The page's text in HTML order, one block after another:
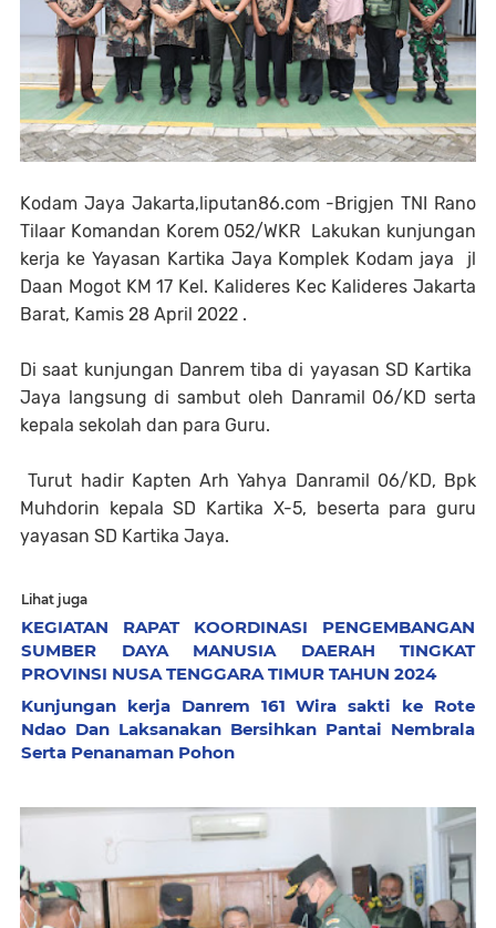
Kodam Jaya Jakarta,liputan86.com -Brigjen TNI Rano
Tilaar Komandan Korem 052/WKR Lakukan kunjungan
kerja ke Yayasan Kartika Jaya Komplek Kodam jaya jl
Daan Mogot KM 17 Kel. Kalideres Kec Kalideres Jakarta
Barat, Kamis 28 April 2022 .
Di saat kunjungan Danrem tiba di yayasan SD Kartika
Jaya langsung di sambut oleh Danramil 06/KD serta
kepala sekolah dan para Guru.
Turut hadir Kapten Arh Yahya Danramil 06/KD, Bpk
Muhdorin kepala SD Kartika X-5, beserta para guru
yayasan SD Kartika Jaya.
Lihat juga
KEGIATAN RAPAT KOORDINASI PENGEMBANGAN
SUMBER DAYA MANUSIA DAERAH TINGKAT
PROVINSI NUSA TENGGARA TIMUR TAHUN 2024
Kunjungan kerja Danrem 161 Wira sakti ke Rote
Ndao Dan Laksanakan Bersihkan Pantai Nembrala
Serta Penanaman Pohon